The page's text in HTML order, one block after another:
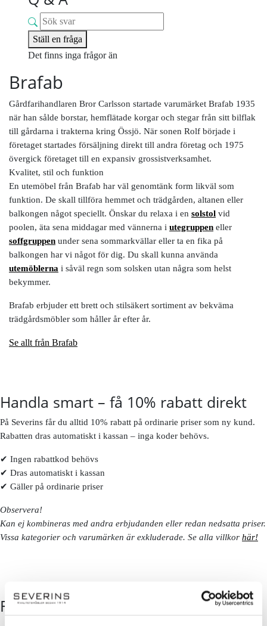
Ställ en fråga
Det finns inga frågor än
Brafab
Gårdfarihandlaren Bror Carlsson startade varumärket Brafab 1935
när han sålde borstar, hemflätade korgar och stegar från sitt bilflak
till gårdarna i trakterna kring Össjö. När sonen Rolf började i
företaget startades försäljning direkt till andra företag och 1975
övergick företaget till en expansiv grossistverksamhet.
Kvalitet, stil och funktion
En utemöbel från Brafab har väl genomtänk form likväl som
funktion. De skall tillföra hemmet och trädgården, altanen eller
balkongen något speciellt. Önskar du relaxa i en solstol vid
poolen, äta sena middagar med vännerna i utegruppen eller
soffgruppen under sena sommarkvällar eller ta en fika på
balkongen har vi något för dig. Du skall kunna använda
utemöblerna i såväl regn som solsken utan några som helst
bekymmer.
Brafab erbjuder ett brett och stilsäkert sortiment av bekväma
trädgårdsmöbler som håller år efter år.
Se allt från Brafab
Handla smart – få 10% rabatt direkt
På Severins får du alltid 10% rabatt på ordinarie priser som ny kund.
Rabatten dras automatiskt i kassan – inga koder behövs.
✔ Ingen rabattkod behövs
✔ Dras automatiskt i kassan
✔ Gäller på ordinarie priser
Observera!
Kan ej kombineras med andra erbjudanden eller redan nedsatta priser.
Vissa kategorier och varumärken är exkluderade. Se alla villkor här!
FÖLJ OSS